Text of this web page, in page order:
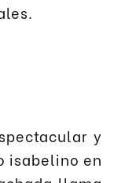
y
isabelino en